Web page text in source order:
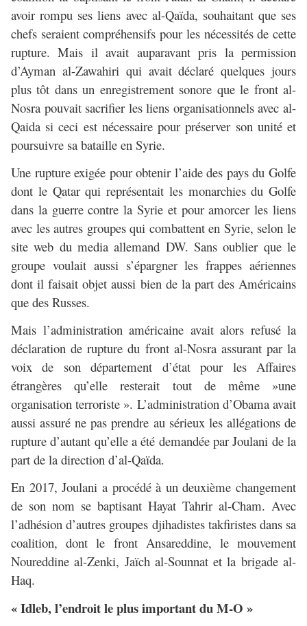
avoir rompu ses liens avec al-Qaïda, souhaitant que ses
chefs seraient compréhensifs pour les nécessités de cette
rupture. Mais il avait auparavant pris la permission
d’Ayman al-Zawahiri qui avait déclaré quelques jours
plus tôt dans un enregistrement sonore que le front al-
Nosra pouvait sacrifier les liens organisationnels avec al-
Qaida si ceci est nécessaire pour préserver son unité et
poursuivre sa bataille en Syrie.
Une rupture exigée pour obtenir l’aide des pays du Golfe
dont le Qatar qui représentait les monarchies du Golfe
dans la guerre contre la Syrie et pour amorcer les liens
avec les autres groupes qui combattent en Syrie, selon le
site web du media allemand DW. Sans oublier que le
groupe voulait aussi s’épargner les frappes aériennes
dont il faisait objet aussi bien de la part des Américains
que des Russes.
Mais l’administration américaine avait alors refusé la
déclaration de rupture du front al-Nosra assurant par la
voix de son département d’état pour les Affaires
étrangères qu’elle resterait tout de même »une
organisation terroriste ». L’administration d’Obama avait
aussi assuré ne pas prendre au sérieux les allégations de
rupture d’autant qu’elle a été demandée par Joulani de la
part de la direction d’al-Qaïda.
En 2017, Joulani a procédé à un deuxième changement
de son nom se baptisant Hayat Tahrir al-Cham. Avec
l’adhésion d’autres groupes djihadistes takfiristes dans sa
coalition, dont le front Ansareddine, le mouvement
Noureddine al-Zenki, Jaïch al-Sounnat et la brigade al-
Haq.
« Idleb, l’endroit le plus important du M-O »